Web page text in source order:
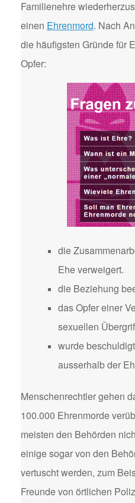
Familienehre
einen Ehrenmord. Nach
die häufigsten Gründe für
Opfer:
die
Ehe verweigert.
die Beziehung
das Opfer einer
sexuellen
wurde
ausserhalb der
Menschenrechtler gehen
100.000 Ehrenmorde
meisten den Behörden
einige sogar von den
vertuscht werden, zum
Freunde von örtlichen